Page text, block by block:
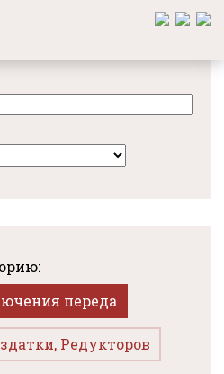
переда
Редукторов